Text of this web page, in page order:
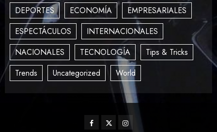
3
4
How To Write Award
Winning Blog Headlines
MAYO 14, 2024
How Many of These Italian
DEPORTES ECONOMÍA
EMPRESARIALES
ESPECTÁCULOS
INTERNACIONALES
NACIONALES
TECNOLOGÍA
Tips & Tricks
Trends
Uncategorized World
Facebook
TwitterInstagram